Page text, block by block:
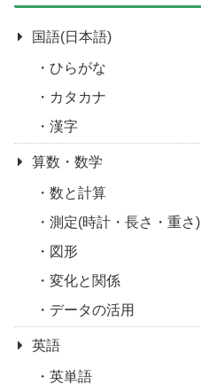
国語(日本語)
ひらがな
カタカナ
漢字
算数・数学
数と計算
測定(時計・長さ・重さ)
図形
変化と関係
データの活用
英語
英単語